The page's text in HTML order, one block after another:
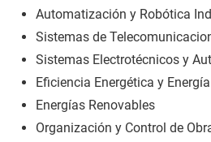
Automatización y Robótica
Sistemas de
Sistemas Electrotécnicos y
Eficiencia Energética y
Energías Renovables
Organización y Control de